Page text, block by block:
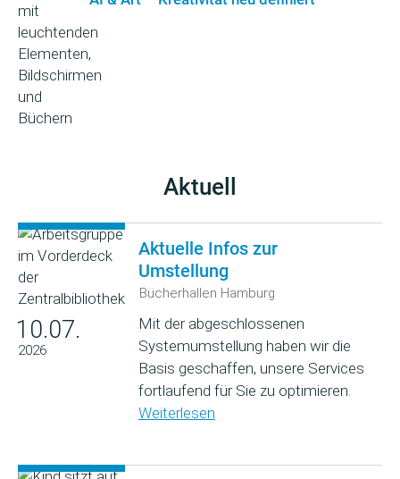
Aktuell
10.07.
2026
Aktuelle Infos zur
Umstellung
Bücherhallen Hamburg
Mit der abgeschlossenen
Systemumstellung haben wir die
Basis geschaffen, unsere Services
fortlaufend für Sie zu optimieren.
Weiterlesen